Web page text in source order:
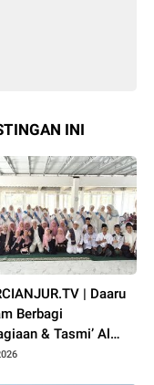
INI
| Daaru
Berbagi
& Tasmi’ Al
Muharram